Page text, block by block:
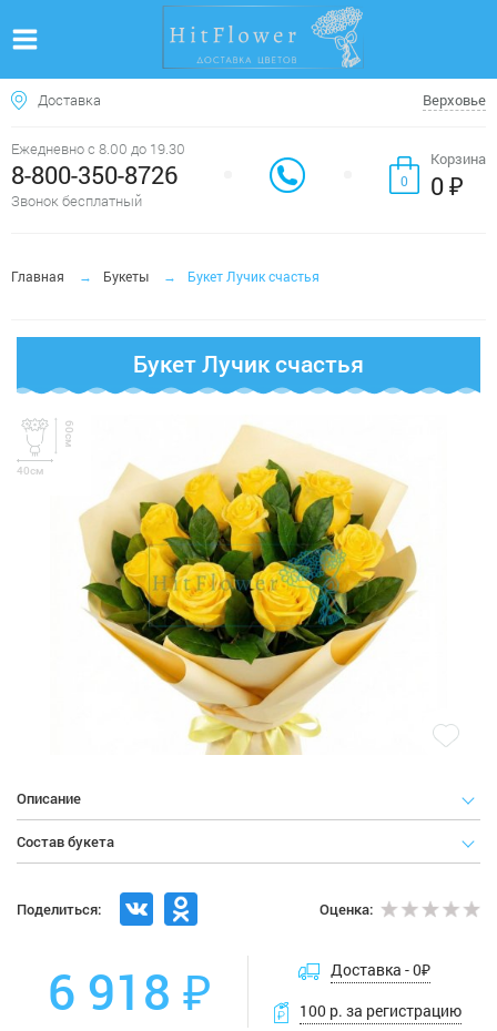
Доставка Верховье
Ежедневно с 8.00 до 19.30
8-800-350-8726
Звонок бесплатный
0
Корзина
0 ₽
Главная Букеты Букет Лучик счастья
Букет Лучик счастья
40см
60см
Описание
Состав букета
Поделиться: Оценка:
6 918 ₽ Доставка -0₽
100 р. за регистрацию